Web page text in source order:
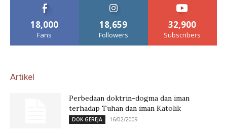
18,000
Fans
18,659
Followers
32,900
Subscribers
Artikel
Perbedaan doktrin-dogma dan iman
terhadap Tuhan dan iman Katolik
DOK GEREJA 16/02/2009